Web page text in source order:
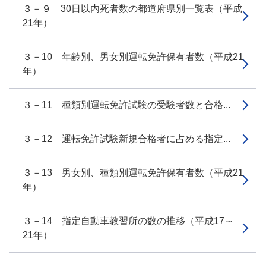
３－９ 30日以内死者数の都道府県別一覧表（平成
21年）
３－10 年齢別、男女別運転免許保有者数（平成21
年）
３－11 種類別運転免許試験の受験者数と合格...
３－12 運転免許試験新規合格者に占める指定...
３－13 男女別、種類別運転免許保有者数（平成21
年）
３－14 指定自動車教習所の数の推移（平成17～
21年）